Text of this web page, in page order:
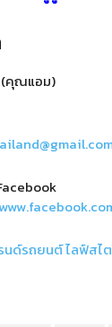
(คุณแอม)
นด์รถยนต์ไลฟ์สไ